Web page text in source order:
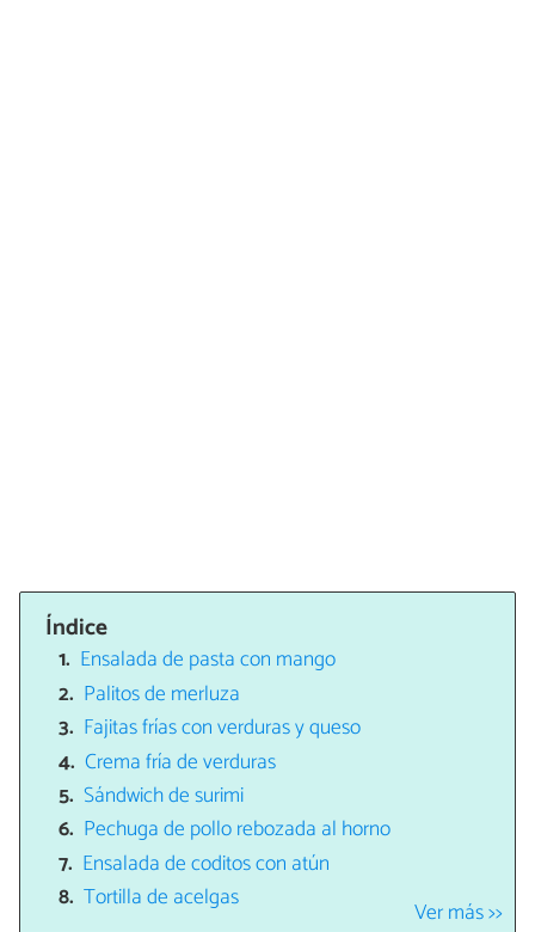
Índice
Ensalada de pasta con mango
Palitos de merluza
Fajitas frías con verduras y queso
Crema fría de verduras
Sándwich de surimi
Pechuga de pollo rebozada al horno
Ensalada de coditos con atún
Tortilla de acelgas
Ver más >>